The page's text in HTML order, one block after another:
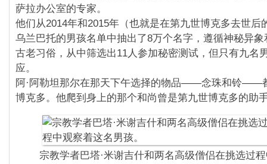
萨拉办公室的专家。
他们从2014年和2015年（也就是在第九世博克多去世后
乌兰巴托的男孩名单中抽出了8万个名字，遵循神秘异
古老习俗，从中筛选出11人参加秘密测试，但只有九名
应。
阿·阿勒坦那尔在那天下午选择的物品——念珠和铃——
博克多。他爬到身上的那个和尚曾是第九世博克多的助
宗教学者巴塔·米谢吉什和两名高级僧侣在挑选过